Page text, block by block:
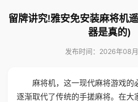
留牌讲究!雅安免安装麻将机
器是真的)
发布时间：2026年08
麻将机，这一现代麻将游戏的
逐渐取代了传统的手搓麻将。在大